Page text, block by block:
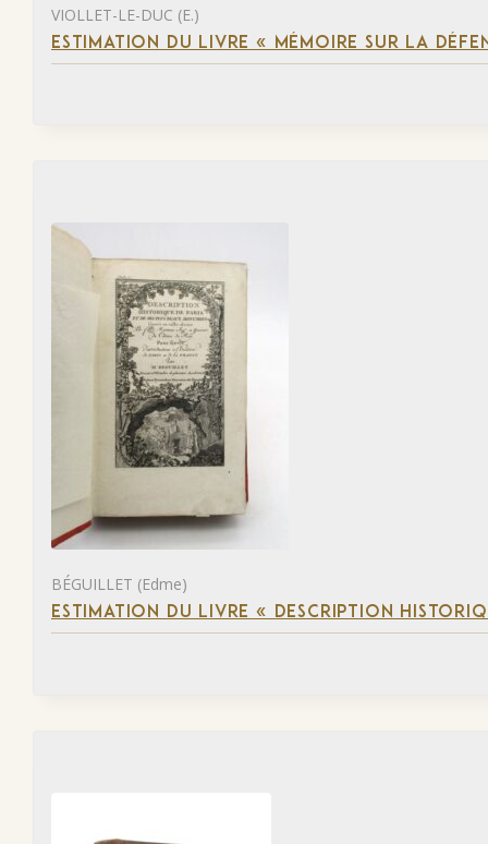
VIOLLET-LE-DUC (E.)
ESTIMATION DU LIVRE « MÉMOIRE SUR LA
BÉGUILLET (Edme)
ESTIMATION DU LIVRE « DESCRIPTION